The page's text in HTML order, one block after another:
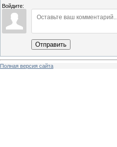
Войдите:
Отправить
Полная версия сайта